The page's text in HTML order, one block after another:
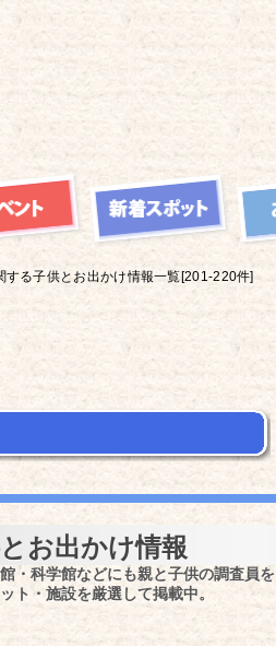
する子供とお出かけ情報一覧[201-220件]
お出かけ情報
・科学館などにも親と子供の調査員を
ト・施設を厳選して掲載中。